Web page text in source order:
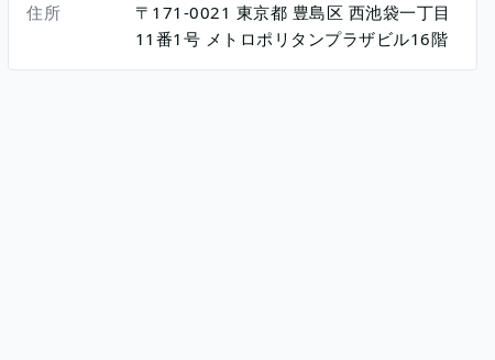
住所 〒171-0021 東京都 豊島区 西池袋一丁目
11番1号 メトロポリタンプラザビル16階